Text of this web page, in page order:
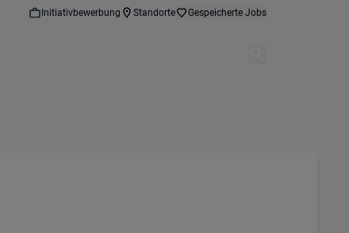
Initiativbewerbung Standorte Gespeicherte Jobs